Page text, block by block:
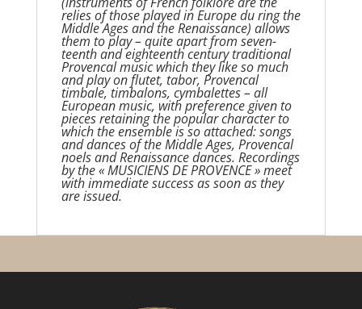
relies of those played in Europe du ring the
Middle Ages and the Renaissance) allows
them to play – quite apart from seven­
teenth and eighteenth century traditional
Provencal music which they like so much
and play on flutet, tabor, Provencal
timbale, timbalons, cymbalettes – all
European music, with preference given to
pieces retaining the popular character to
which the ensemble is so attached: songs
and dances of the Middle Ages, Provencal
noels and Renaissance dances. Re­cordings
by the « MUSICIENS DE PROVENCE » meet
with immediate success as soon as they
are issued.